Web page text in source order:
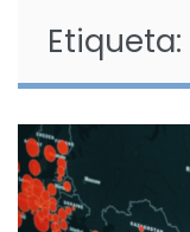
Etiqueta: